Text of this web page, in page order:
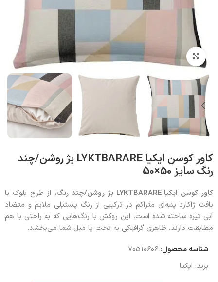
بزرگنمایی تصویر
کاور کوسن ایکیا LYKTBARARE بژ روشن/چند
رنگ سایز 50×50
کاور کوسن ایکیاLYKTBARARE بژ روشن/چند رنگ، از طرح بلوک با
بافت ژاکارد پنبه‌ای متراکم در ترکیبی از رنگ پاستیلی ملایم و متضاد
آبی تیره ساخته شده است. این روکش با رنگ‌هایی که به‌ راحتی با هم
مطابقت دارند، ظاهری گرافیکی به تخت یا مبل شما می‌بخشد.
شناسه محصول:70510606
برند: ایکیا